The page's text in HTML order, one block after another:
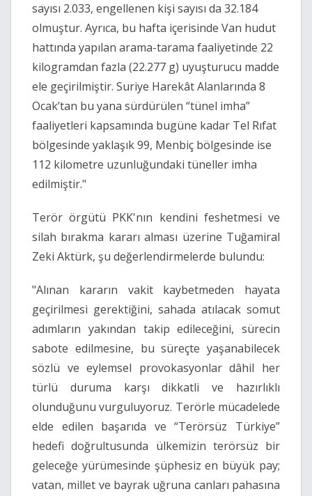
sayısı 2.033, engellenen kişi sayısı da 32.184
olmuştur. Ayrıca, bu hafta içerisinde Van hudut
hattında yapılan arama-tarama faaliyetinde 22
kilogramdan fazla (22.277 g) uyuşturucu madde
ele geçirilmiştir. Suriye Harekât Alanlarında 8
Ocak’tan bu yana sürdürülen “tünel imha”
faaliyetleri kapsamında bugüne kadar Tel Rıfat
bölgesinde yaklaşık 99, Menbiç bölgesinde ise
112 kilometre uzunluğundaki tüneller imha
edilmiştir."
Terör örgütü PKK'nın kendini feshetmesi ve
silah bırakma kararı alması üzerine Tuğamiral
Zeki Aktürk, şu değerlendirmelerde bulundu:
"Alınan kararın vakit kaybetmeden hayata
geçirilmesi gerektiğini, sahada atılacak somut
adımların yakından takip edileceğini, sürecin
sabote edilmesine, bu süreçte yaşanabilecek
sözlü ve eylemsel provokasyonlar dâhil her
türlü duruma karşı dikkatli ve hazırlıklı
olunduğunu vurguluyoruz. Terörle mücadelede
elde edilen başarıda ve “Terörsüz Türkiye”
hedefi doğrultusunda ülkemizin terörsüz bir
geleceğe yürümesinde şüphesiz en büyük pay;
vatan, millet ve bayrak uğruna canları pahasına